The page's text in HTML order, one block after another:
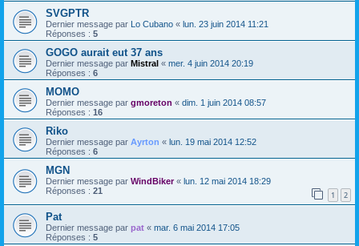
SVGPTR
Dernier message par Lo Cubano « lun. 23 juin 2014 11:21
Réponses : 5
GOGO aurait eut 37 ans
Dernier message par Mistral « mer. 4 juin 2014 20:19
Réponses : 6
MOMO
Dernier message par gmoreton « dim. 1 juin 2014 08:57
Réponses : 16
Riko
Dernier message par Ayrton « lun. 19 mai 2014 12:52
Réponses : 6
MGN
Dernier message par WindBiker« lun. 12 mai 2014 18:29
Réponses : 21 1 2
Pat
Dernier message par pat « mar. 6 mai 2014 17:05
Réponses : 5